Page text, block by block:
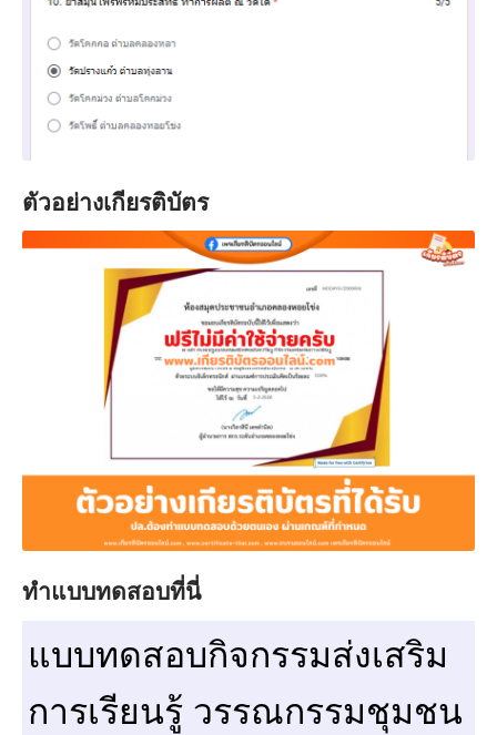
ตัวอย่างเกียรติบัตร
ทำแบบทดสอบที่นี่